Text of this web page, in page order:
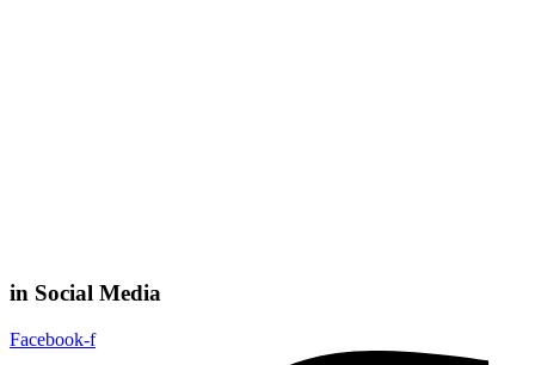
in Social Media
Facebook-f